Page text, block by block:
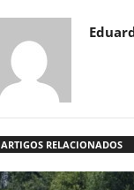
ARTIGOS RELACIONADOS